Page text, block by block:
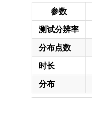
参数
测试分辨率
分布点数
时长
分布